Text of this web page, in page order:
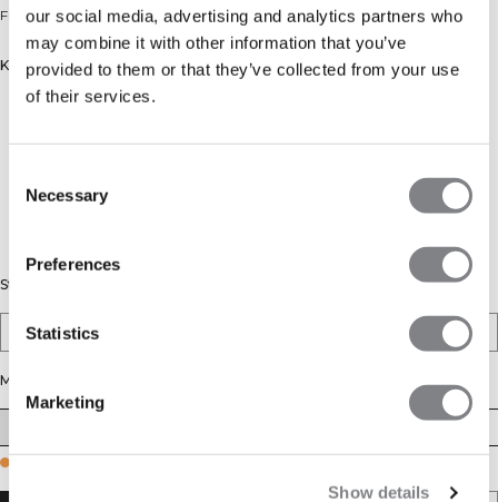
our social media, advertising and analytics partners who
may combine it with other information that you’ve
provided to them or that they’ve collected from your use
of their services.
Selection
Necessary
Preferences
Statistics
Marketing
Show details
Flared legging met hoge taille. Regular 165 - 172 cm.
Kleur: Moss
Stijl
Petite Tall
Maat